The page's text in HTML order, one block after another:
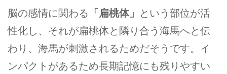
脳の感情に関わる 「扁桃体」 という部位が活
性化し、それが扁桃体と隣り合う海馬へと伝
わり、海馬が刺激されるためだそうです。イ
ンパクトがあるため長期記憶にも残りやすい